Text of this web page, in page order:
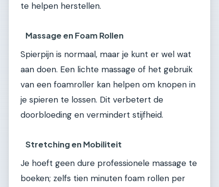
te helpen herstellen.
Massage en Foam Rollen
Spierpijn is normaal, maar je kunt er wel wat
aan doen. Een lichte massage of het gebruik
van een foamroller kan helpen om knopen in
je spieren te lossen. Dit verbetert de
doorbloeding en vermindert stijfheid.
Stretching en Mobiliteit
Je hoeft geen dure professionele massage te
boeken; zelfs tien minuten foam rollen per